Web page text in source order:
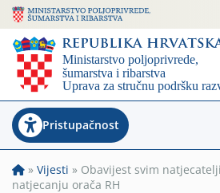
Pristupačnost
» Vijesti » Obavijest svim
natjecanju orača RH